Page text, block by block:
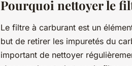
Pourquoi nettoyer le
Le filtre à carburant est un
but de retirer les impuretés du
important de nettoyer